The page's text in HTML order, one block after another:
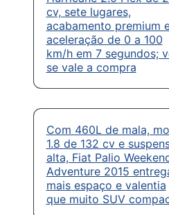
cv, sete lugares,
acabamento premium
aceleração de 0 a 100
km/h em 7 segundos;
se vale a compra
Com 460L de mala,
1.8 de 132 cv e
alta, Fiat Palio
Adventure 2015
mais espaço e valentia
que muito SUV